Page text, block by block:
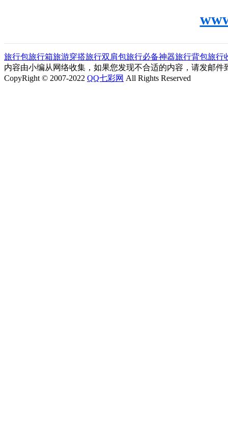
旅行包旅行箱旅游穿搭旅行双肩包旅行必备神器旅行背包旅行
内容由小编从网络收集，如果您发现不合适的内容，请发邮件
CopyRight © 2007-2022 QQ七彩网 All Rights Reserved